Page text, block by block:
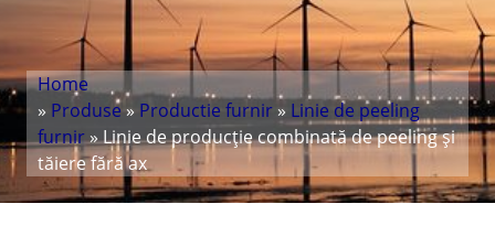
Home
» Produse» Productie furnir » Linie de peeling
furnir» Linie de producție combinată de peeling și
tăiere fără ax